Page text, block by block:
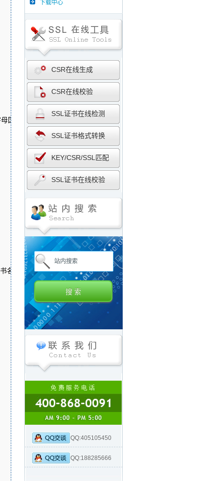
国家代码"
名称 -storepass 密码
下载中心
CSR在线生成
CSR在线校验
SSL证书在线检测
SSL证书格式转换
KEY/CSR/SSL匹配
SSL证书在线校验
QQ:405105450
QQ:188285666